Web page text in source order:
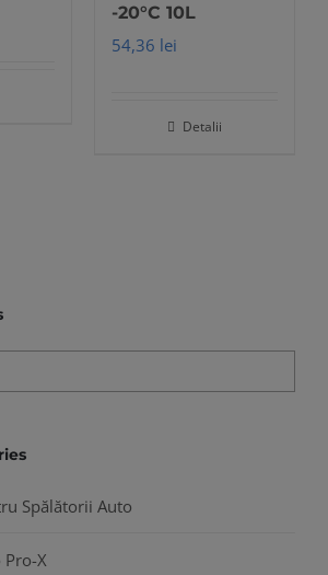
-20°C 10L
54,36 lei
Detalii
Spălătorii Auto
Pro-X